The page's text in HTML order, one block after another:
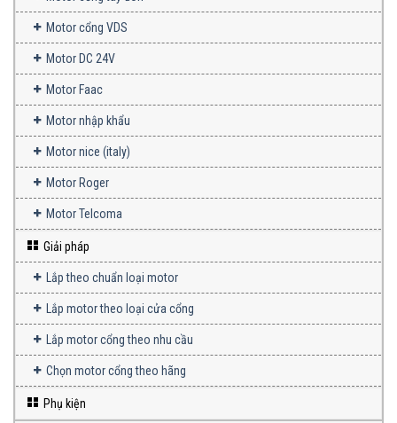
Motor cổng VDS
Motor DC 24V
Motor Faac
Motor nhập khẩu
Motor nice (italy)
Motor Roger
Motor Telcoma
Giải pháp
Lắp theo chuẩn loại motor
Lắp motor theo loại cửa cổng
Lắp motor cổng theo nhu cầu
Chọn motor cổng theo hãng
Phụ kiện